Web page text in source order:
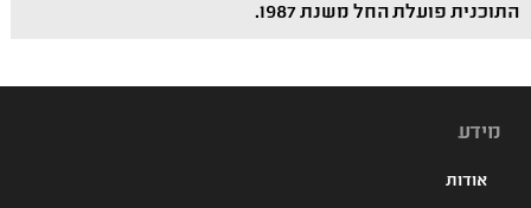
התוכנית פועלת החל משנת 1987.
מידע
אודות